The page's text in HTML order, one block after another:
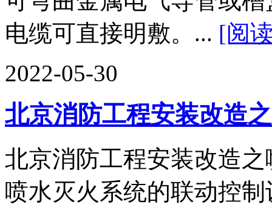
电缆可直接明敷。... [阅
2022-05-30
北京消防工程安装改造
北京消防工程安装改造
喷水灭火系统的联动控